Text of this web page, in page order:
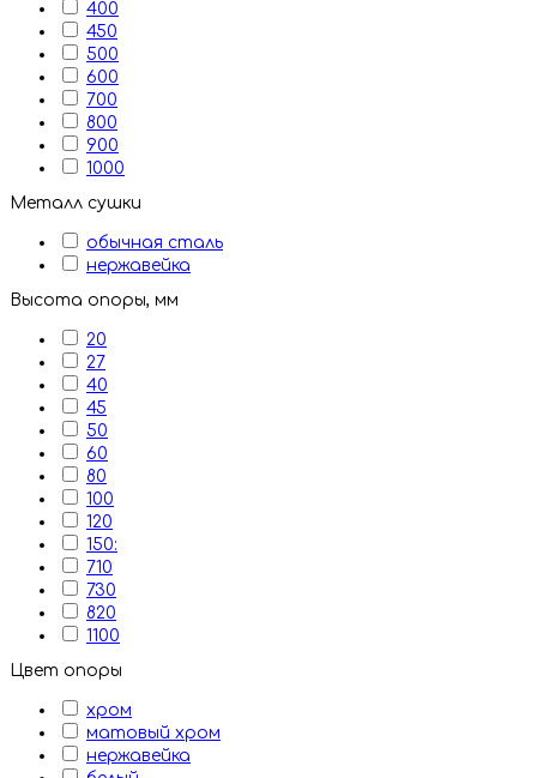
400
450
500
600
700
800
900
1000
Металл сушки
обычная сталь
нержавейка
Высота опоры, мм
20
27
40
45
50
60
80
100
120
150:
710
730
820
1100
Цвет опоры
хром
матовый хром
нержавейка